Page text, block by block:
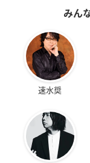
みん
速水奨